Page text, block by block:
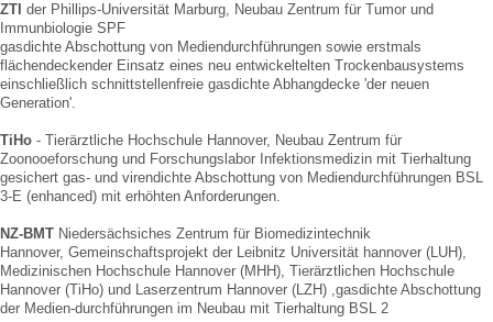
ZTI der Phillips-Universität Marburg, Neubau Zentrum für Tumor und
Immunbiologie SPF
gasdichte Abschottung von Mediendurchführungen sowie erstmals
flächendeckender Einsatz eines neu entwickeltelten Trockenbausystems
einschließlich schnittstellenfreie gasdichte Abhangdecke 'der neuen
Generation'.
TiHo - Tierärztliche Hochschule Hannover, Neubau Zentrum für
Zoonooeforschung und Forschungslabor Infektionsmedizin mit Tierhaltung
gesichert gas- und virendichte Abschottung von Mediendurchführungen BSL
3-E (enhanced) mit erhöhten Anforderungen.
NZ-BMT Niedersächsiches Zentrum für Biomedizintechnik
Hannover, Gemeinschaftsprojekt der Leibnitz Universität hannover (LUH),
Medizinischen Hochschule Hannover (MHH), Tierärztlichen Hochschule
Hannover (TiHo) und Laserzentrum Hannover (LZH) ,gasdichte Abschottung
der Medien-durchführungen im Neubau mit Tierhaltung BSL 2